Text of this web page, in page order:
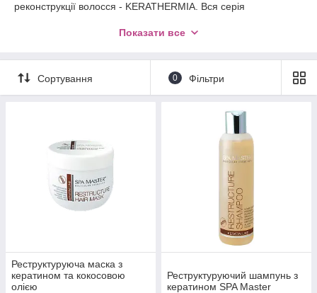
реконструкції волосся - KERATHERMIA. Вся серія
парабенів. Включає в себе конструктор текстури волосся,
відновлення структури одночасно.
Показати все
Сортування 0 Фільтри
Реструктуруюча маска з
кератином та кокосовою
олією
Реструктуруючий шампунь з
кератином SPA Master